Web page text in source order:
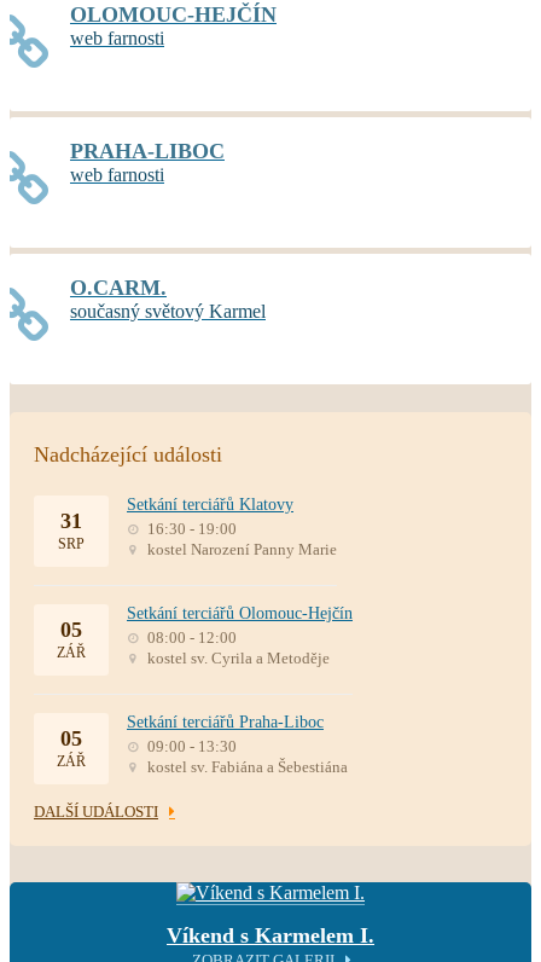
OLOMOUC-HEJČÍN
web farnosti
PRAHA-LIBOC
web farnosti
O.CARM.
současný světový Karmel
Nadcházející události
31
SRP
Setkání terciářů Klatovy
16:30 - 19:00
kostel Narození Panny Marie
05
ZÁŘ
Setkání terciářů Olomouc-Hejčín
08:00 - 12:00
kostel sv. Cyrila a Metoděje
05
ZÁŘ
Setkání terciářů Praha-Liboc
09:00 - 13:30
kostel sv. Fabiána a Šebestiána
DALŠÍ UDÁLOSTI
Víkend s Karmelem I.